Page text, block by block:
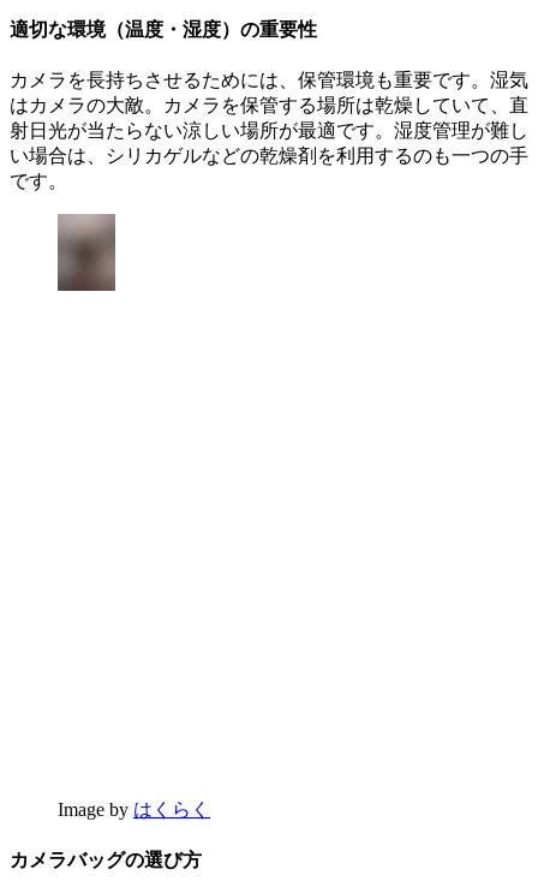
適切な環境（温度・湿度）の重要性
カメラを長持ちさせるためには、保管環境も重要です。湿気
はカメラの大敵。カメラを保管する場所は乾燥していて、直
射日光が当たらない涼しい場所が最適です。湿度管理が難し
い場合は、シリカゲルなどの乾燥剤を利用するのも一つの手
です。
Image by はくらく
カメラバッグの選び方